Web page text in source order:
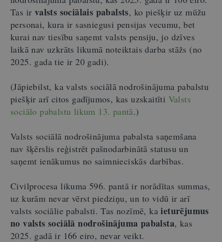
Tas ir valsts sociālais pabalsts, ko piešķir uz mūžu
personai, kura ir sasniegusi pensijas vecumu, bet
kurai nav tiesību saņemt valsts pensiju, jo dzīves
laikā nav uzkrāts likumā noteiktais darba stāžs (no
2025. gada tie ir 20 gadi).
(Jāpiebilst, ka valsts sociālā nodrošinājuma pabalstu
piešķir arī citos gadījumos, kas uzskaitīti Valsts
sociālo pabalstu likum 13. pantā.)
Valsts sociālā nodrošinājuma pabalsta saņemšana
nav šķērslis reģistrēt pašnodarbinātā statusu un
saņemt ienākumus no saimnieciskās darbības.
Civilprocesa likuma 596. pantā ir norādītas summas,
uz kurām nevar vērst piedziņu, un to vidū ir arī
valsts sociālie pabalsti. Tas nozīmē, kaieturējumus
no valsts sociālā nodrošinājuma pabalsta, kas
2025. gadā ir 166 eiro, nevar veikt.